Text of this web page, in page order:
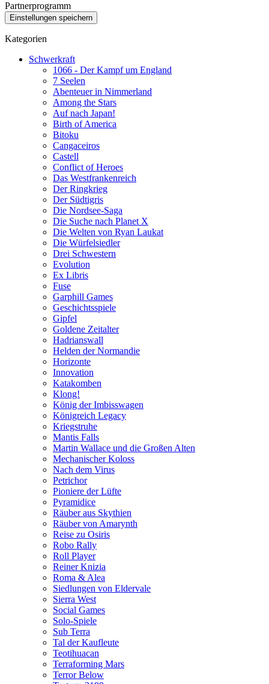
Partnerprogramm
Kategorien
Schwerkraft
1066 - Der Kampf um England
7 Seelen
Abenteuer in Nimmerland
Among the Stars
Auf nach Japan!
Birth of America
Bitoku
Cangaceiros
Castell
Conflict of Heroes
Das Westfrankenreich
Der Ringkrieg
Der Südtigris
Die Nordsee-Saga
Die Suche nach Planet X
Die Welten von Ryan Laukat
Die Würfelsiedler
Drei Schwestern
Evolution
Ex Libris
Fuse
Garphill Games
Geschichtsspiele
Gipfel
Goldene Zeitalter
Hadrianswall
Helden der Normandie
Horizonte
Innovation
Katakomben
Klong!
König der Imbisswagen
Königreich Legacy
Kriegstruhe
Mantis Falls
Martin Wallace und die Großen Alten
Mechanischer Koloss
Nach dem Virus
Petrichor
Pioniere der Lüfte
Pyramidice
Räuber aus Skythien
Räuber von Amarynth
Reise zu Osiris
Robo Rally
Roll Player
Reiner Knizia
Roma & Alea
Siedlungen von Eldervale
Sierra West
Social Games
Solo-Spiele
Sub Terra
Tal der Kaufleute
Teotihuacan
Terraforming Mars
Terror Below